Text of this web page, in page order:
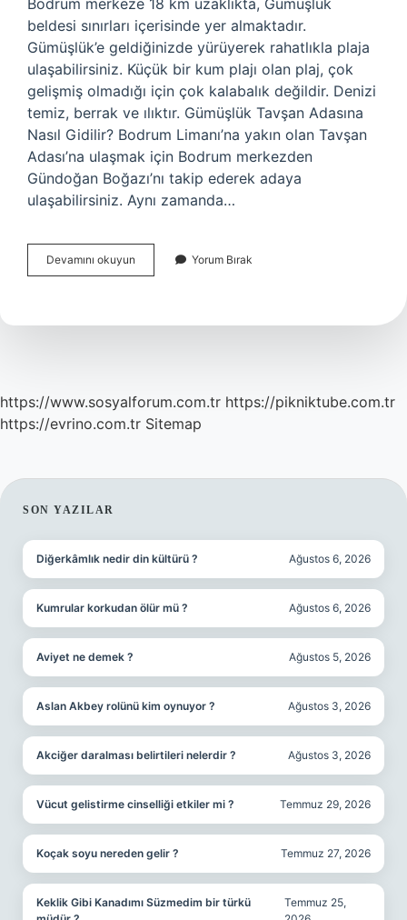
Bodrum merkeze 18 km uzaklıkta, Gümüşlük
beldesi sınırları içerisinde yer almaktadır.
Gümüşlük’e geldiğinizde yürüyerek rahatlıkla plaja
ulaşabilirsiniz. Küçük bir kum plajı olan plaj, çok
gelişmiş olmadığı için çok kalabalık değildir. Denizi
temiz, berrak ve ılıktır. Gümüşlük Tavşan Adasına
Nasıl Gidilir? Bodrum Limanı’na yakın olan Tavşan
Adası’na ulaşmak için Bodrum merkezden
Gündoğan Boğazı’nı takip ederek adaya
ulaşabilirsiniz. Aynı zamanda…
Devamını okuyun Gümüşlük
De
Yorum Bırak
https://www.sosyalforum.com.tr https://pikniktube.com.tr
https://evrino.com.tr Sitemap
SIDEBAR
SON YAZILAR
Diğerkâmlık nedir din kültürü ? Ağustos 6, 2026
Kumrular korkudan ölür mü ? Ağustos 6, 2026
Aviyet ne demek ? Ağustos 5, 2026
Aslan Akbey rolünü kim oynuyor ? Ağustos 3, 2026
Akciğer daralması belirtileri nelerdir ? Ağustos 3, 2026
Vücut gelistirme cinselliği etkiler mi ? Temmuz 29, 2026
Koçak soyu nereden gelir ? Temmuz 27, 2026
Keklik Gibi Kanadımı Süzmedim bir türkü
Temmuz 25,